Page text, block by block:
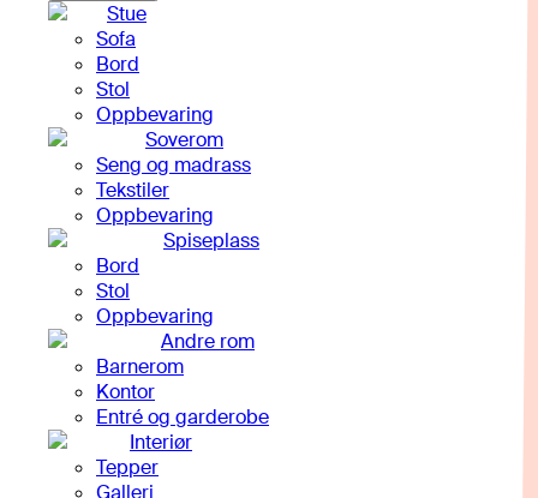
Stue
Sofa
Bord
Stol
Oppbevaring
Soverom
Seng og madrass
Tekstiler
Oppbevaring
Spiseplass
Bord
Stol
Oppbevaring
Andre rom
Barnerom
Kontor
Entré og garderobe
Interiør
Tepper
Galleri